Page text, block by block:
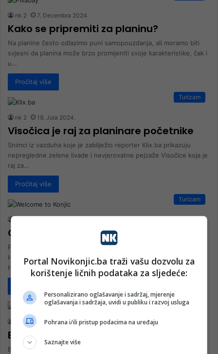
nk 2 7. Decembra 2024.
Kako se pripremiti za planinu?
Na planine često odlazimo puni samopouzdanja, ali moramo biti
svjesni da planina može brzo promijeniti svoje karakteristike, čak i
u…
Pročitaj više
Turizam
nk 2 19. Jula 2024.
Visočica je raj za planinare početnike
Snimci iz vazduha koje je zabilježio reporter Klix.ba prikazuju
nepregledne zelene livade i nevjerovatne pejzaže Visočice koja je
raj za…
Pročitaj više
Turizam
Otkrijte planinu Prenj
Planina Prenj je zapanjujuće lijepa planina koja se nalazi u Bosni i
Hercegovini.Stoji na impresivnih 2.000 metara nadmorske visine.
Hercegovački…
Turizam
nk 2 26. Oktobra 2023.
Bitovinja
Bitovinja je planina u Bosni i Hercegovini koja se nalazi 10 km
Portal Novikonjic.ba traži vašu dozvolu za
korištenje ličnih podataka za sljedeće:
Personalizirano oglašavanje i sadržaj, mjerenje
oglašavanja i sadržaja, uvidi u publiku i razvoj usluga
Pohrana i/ili pristup podacima na uređaju
Saznajte više